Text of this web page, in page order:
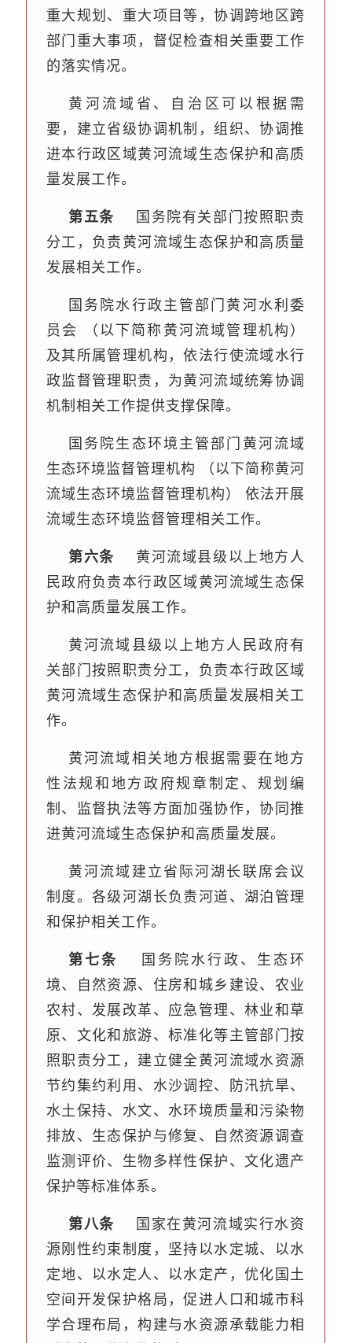
重大规划、重大项目等，协调跨地区跨
部门重大事项，督促检查相关重要工作
的落实情况。
黄河流域省、自治区可以根据需
要，建立省级协调机制，组织、协调推
进本行政区域黄河流域生态保护和高质
量发展工作。
第五条
国务院有关部门按照职责
分工，负责黄河流域生态保护和高质量
发展相关工作。
国务院水行政主管部门黄河水利委
员会
（以下简称黄河流域管理机构）
及其所属管理机构，依法行使流域水行
政监督管理职责，为黄河流域统筹协调
机制相关工作提供支撑保障。
国务院生态环境主管部门黄河流域
生态环境监督管理机构
（以下简称黄河
流域生态环境监督管理机构）
依法开展
流域生态环境监督管理相关工作。
第六条
黄河流域县级以上地方人
民政府负责本行政区域黄河流域生态保
护和高质量发展工作。
黄河流域县级以上地方人民政府有
关部门按照职责分工，负责本行政区域
黄河流域生态保护和高质量发展相关工
作。
黄河流域相关地方根据需要在地方
性法规和地方政府规章制定、规划编
制、监督执法等方面加强协作，协同推
进黄河流域生态保护和高质量发展。
黄河流域建立省际河湖长联席会议
制度。各级河湖长负责河道、湖泊管理
和保护相关工作。
第七条
国务院水行政、生态环
境、自然资源、住房和城乡建设、农业
农村、发展改革、应急管理、林业和草
原、文化和旅游、标准化等主管部门按
照职责分工，建立健全黄河流域水资源
节约集约利用、水沙调控、防汛抗旱、
水土保持、水文、水环境质量和污染物
排放、生态保护与修复、自然资源调查
监测评价、生物多样性保护、文化遗产
保护等标准体系。
第八条
国家在黄河流域实行水资
源刚性约束制度，坚持以水定城、以水
定地、以水定人、以水定产，优化国土
空间开发保护格局，促进人口和城市科
学合理布局，构建与水资源承载能力相